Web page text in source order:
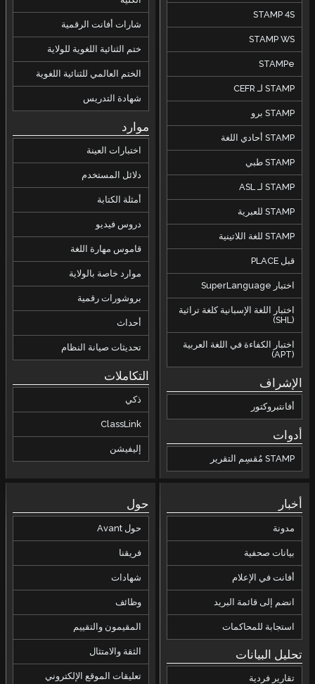
STAMP 4S
STAMP WS
STAMPe
STAMP لـ CEFR
STAMP برو
STAMP أحادي اللغة
STAMP طبي
STAMP لـ ASL
STAMP للعبرية
STAMP للغة اللاتينية
قبل PLACE
اختبار SuperLanguage
اختبار اللغة الإسبانية كلغة تراثية
(SHL)
اختبار الكفاءة في اللغة العربية
(APT)
الإشراف
أفانتبروكتور
أدوات
STAMP مُقسِم التقرير
شارات أفانت الرقمية
ختم الثنائية اللغوية للولاية
الختم العالمي للثنائية اللغوية
شهادة التدريس
موارد
اختبارات العينة
دلائل المستخدم
أمثلة الكتابة
دروس فيديو
قاموس مهارة اللغة
موارد خاصة بالولاية
بروشورات رقمية
أحداث
تحديثات صيانة النظام
التكاملات
ذكي
ClassLink
إليفيشن
أخبار
مدونة
بيانات صحفية
أفانت في الإعلام
انضم إلى قائمة البريد
استجابة للمحاكمات
تحليل البيانات
تقارير فردية
حول
حول Avant
فريقنا
شهادات
وظائف
المقيمون والتقييم
الثقة والامتثال
تعليقات الموقع الإلكتروني